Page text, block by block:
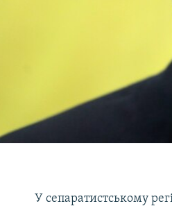
У сепаратистському